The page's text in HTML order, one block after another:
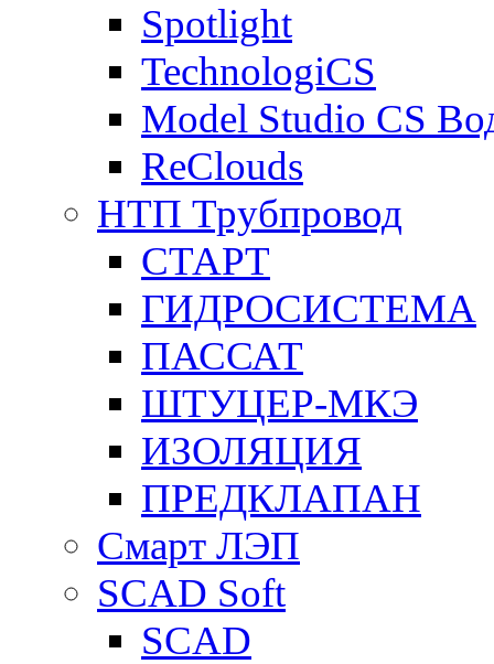
Spotlight
TechnologiCS
Model Studio CS
ReClouds
НТП Трубпровод
СТАРТ
ГИДРОСИСТЕМА
ПАССАТ
ШТУЦЕР-МКЭ
ИЗОЛЯЦИЯ
ПРЕДКЛАПАН
Смарт ЛЭП
SCAD Soft
SCAD